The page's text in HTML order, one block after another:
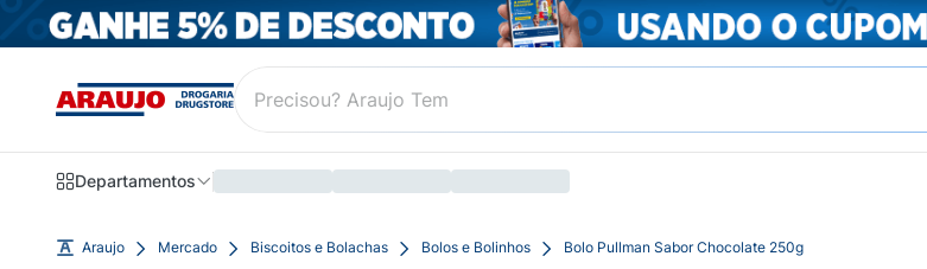
Departamentos
Araujo Mercado Biscoitos e Bolachas Bolos e Bolinhos Bolo Pullman Sabor Chocolate 250g